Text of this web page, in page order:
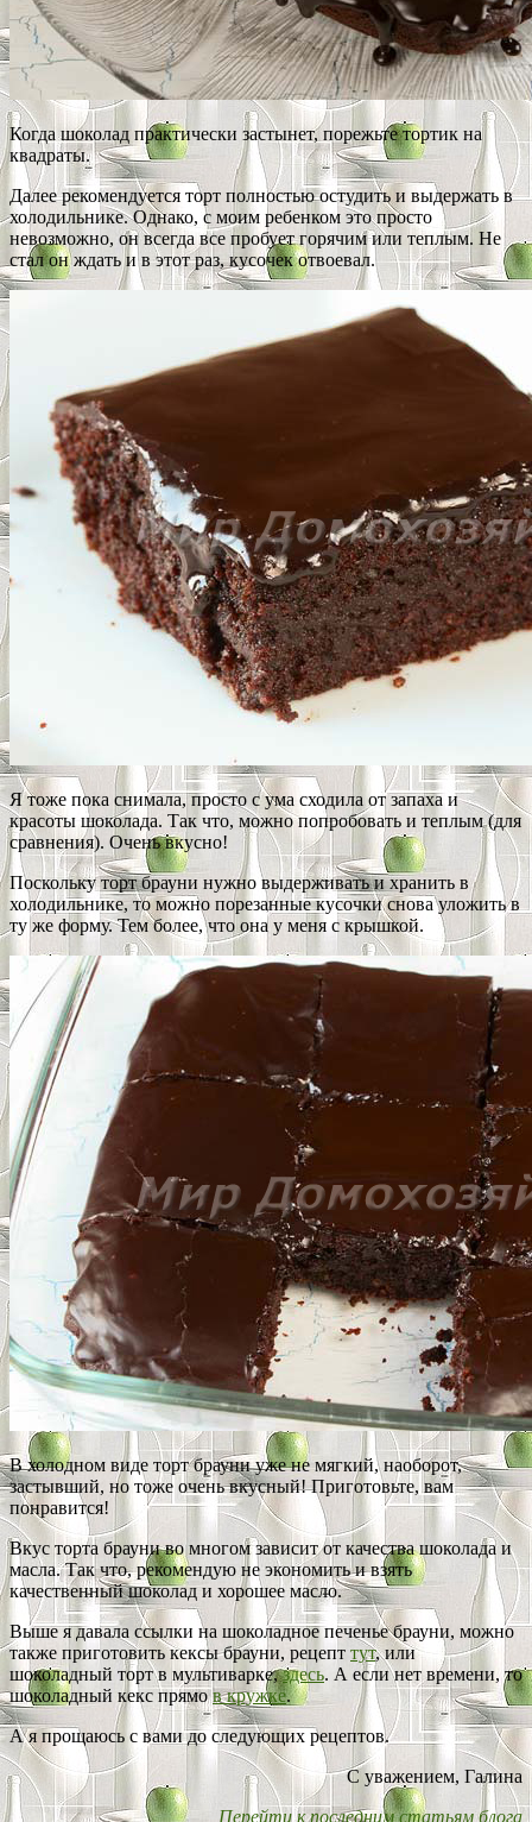
Когда шоколад практически застынет, порежьте тортик на
квадраты.
Далее рекомендуется торт полностью остудить и выдержать в
холодильнике. Однако, с моим ребенком это просто
невозможно, он всегда все пробует горячим или теплым. Не
стал он ждать и в этот раз, кусочек отвоевал.
Я тоже пока снимала, просто с ума сходила от запаха и
красоты шоколада. Так что, можно попробовать и теплым (для
сравнения). Очень вкусно!
Поскольку торт брауни нужно выдерживать и хранить в
холодильнике, то можно порезанные кусочки снова уложить в
ту же форму. Тем более, что она у меня с крышкой.
В холодном виде торт брауни уже не мягкий, наоборот,
застывший, но тоже очень вкусный! Приготовьте, вам
понравится!
Вкус торта брауни во многом зависит от качества шоколада и
масла. Так что, рекомендую не экономить и взять
качественный шоколад и хорошее масло.
Выше я давала ссылки на шоколадное печенье брауни, можно
также приготовить кексы брауни, рецепт тут, или
шоколадный торт в мультиварке,здесь. А если нет времени, то
шоколадный кекс прямов кружке.
А я прощаюсь с вами до следующих рецептов.
С уважением, Галина
Перейти к последним статьям блога